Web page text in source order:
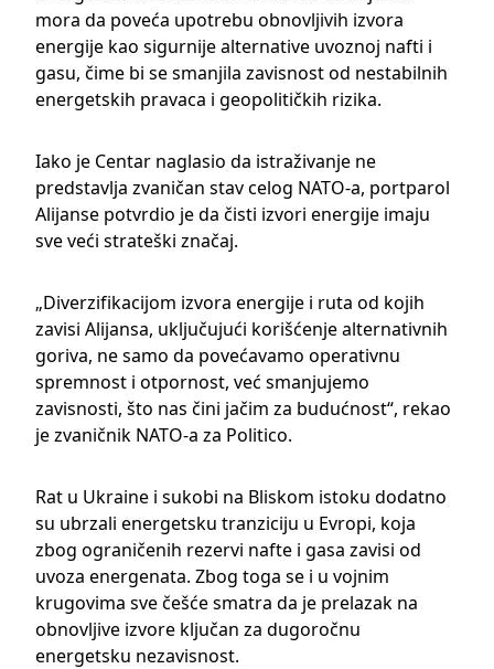
mora da poveća upotrebu obnovljivih izvora
energije kao sigurnije alternative uvoznoj nafti i
gasu, čime bi se smanjila zavisnost od nestabilnih
energetskih pravaca i geopolitičkih rizika.
Iako je Centar naglasio da istraživanje ne
predstavlja zvaničan stav celog NATO-a, portparol
Alijanse potvrdio je da čisti izvori energije imaju
sve veći strateški značaj.
„Diverzifikacijom izvora energije i ruta od kojih
zavisi Alijansa, uključujući korišćenje alternativnih
goriva, ne samo da povećavamo operativnu
spremnost i otpornost, već smanjujemo
zavisnosti, što nas čini jačim za budućnost“, rekao
je zvaničnik NATO-a za Politico.
Rat u Ukraine i sukobi na Bliskom istoku dodatno
su ubrzali energetsku tranziciju u Evropi, koja
zbog ograničenih rezervi nafte i gasa zavisi od
uvoza energenata. Zbog toga se i u vojnim
krugovima sve češće smatra da je prelazak na
obnovljive izvore ključan za dugoročnu
energetsku nezavisnost.